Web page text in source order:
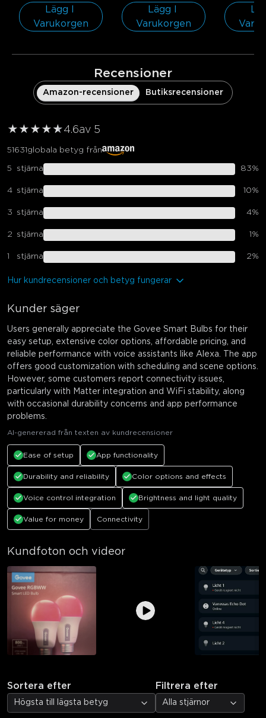
Lägg I
Varukorgen
Lägg I
Varukorgen
Recensioner
Amazon-recensioner Butiksrecensioner
★ ★ ★ ★ ★
★4.6av 5
51631 globala betyg från
5 stjärna 83%
4 stjärna 10%
3 stjärna 4%
2 stjärna 1 %
1 stjärna 2%
Hur kundrecensioner och betyg fungerar
Kunder säger
Users generally appreciate the Govee Smart Bulbs for their
easy setup, extensive color options, affordable pricing, and
reliable performance with voice assistants like Alexa. The app
offers good customization with scheduling and scene options.
However, some customers report connectivity issues,
particularly with Matter integration and WiFi stability, along
with occasional durability concerns and app performance
problems.
AI-genererad från texten av kundrecensioner
Ease of setup App functionality
Durability and reliability Color options and effects
Voice control integration Brightness and light quality
Value for money Connectivity
Kundfoton och videor
Sortera efter
Högsta till lägsta betyg
Filtrera efter
Alla stjärnor